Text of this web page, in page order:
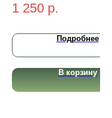
бежевый 50 мл
1 250 р.
Подробнее
В корзину